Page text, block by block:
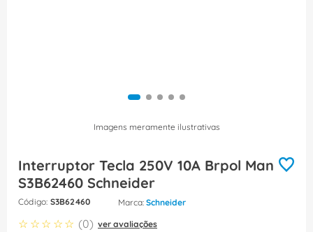
Imagens meramente ilustrativas
Interruptor Tecla 250V 10A Brpol Man
S3B62460 Schneider
: S3B62460 Schneider
☆ ☆ ☆ ☆ ☆ (0) ver avaliações